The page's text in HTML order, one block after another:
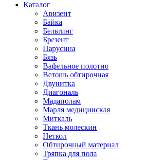
Каталог
Авизент
Байка
Бельтинг
Брезент
Парусина
Бязь
Вафельное полотно
Ветошь обтирочная
Двунитка
Диагональ
Мадаполам
Марля медицинская
Миткаль
Ткань молескин
Неткол
Обтирочный материал
Тряпка для пола